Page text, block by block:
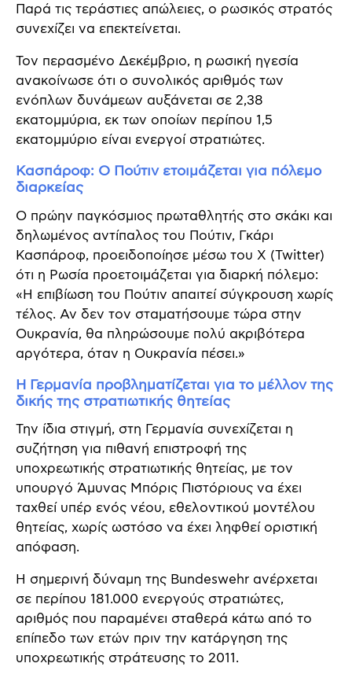
Παρά τις τεράστιες απώλειες, ο ρωσικός στρατός
συνεχίζει να επεκτείνεται.
Τον περασμένο Δεκέμβριο, η ρωσική ηγεσία
ανακοίνωσε ότι ο συνολικός αριθμός των
ενόπλων δυνάμεων αυξάνεται σε 2,38
εκατομμύρια, εκ των οποίων περίπου 1,5
εκατομμύριο είναι ενεργοί στρατιώτες.
Κασπάροφ: Ο Πούτιν ετοιμάζεται για πόλεμο
διαρκείας
Ο πρώην παγκόσμιος πρωταθλητής στο σκάκι και
δηλωμένος αντίπαλος του Πούτιν, Γκάρι
Κασπάροφ, προειδοποίησε μέσω του X (Twitter)
ότι η Ρωσία προετοιμάζεται για διαρκή πόλεμο:
«Η επιβίωση του Πούτιν απαιτεί σύγκρουση χωρίς
τέλος. Αν δεν τον σταματήσουμε τώρα στην
Ουκρανία, θα πληρώσουμε πολύ ακριβότερα
αργότερα, όταν η Ουκρανία πέσει.»
Η Γερμανία προβληματίζεται για το μέλλον της
δικής της στρατιωτικής θητείας
Την ίδια στιγμή, στη Γερμανία συνεχίζεται η
συζήτηση για πιθανή επιστροφή της
υποχρεωτικής στρατιωτικής θητείας, με τον
υπουργό Άμυνας Μπόρις Πιστόριους να έχει
ταχθεί υπέρ ενός νέου, εθελοντικού μοντέλου
θητείας, χωρίς ωστόσο να έχει ληφθεί οριστική
απόφαση.
Η σημερινή δύναμη της Bundeswehr ανέρχεται
σε περίπου 181.000 ενεργούς στρατιώτες,
αριθμός που παραμένει σταθερά κάτω από το
επίπεδο των ετών πριν την κατάργηση της
υποχρεωτικής στράτευσης το 2011.